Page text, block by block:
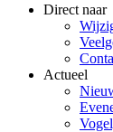
Direct naar
Actueel